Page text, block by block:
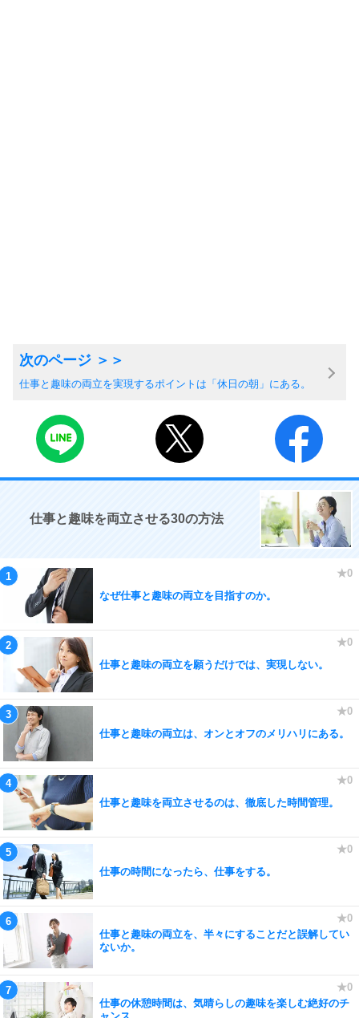
仕事と趣味の両立を実現するポイントは「休日の朝」にある。
仕事と趣味を両立させる30の方法
なぜ仕事と趣味の両立を目指すのか。
仕事と趣味の両立を願うだけでは、実現しない。
仕事と趣味の両立は、オンとオフのメリハリにある。
仕事と趣味を両立させるのは、徹底した時間管理。
仕事の時間になったら、仕事をする。
仕事と趣味の両立を、半々にすることだと誤解してい
ないか。
仕事の休憩時間は、気晴らしの趣味を楽しむ絶好のチ
ャンス。